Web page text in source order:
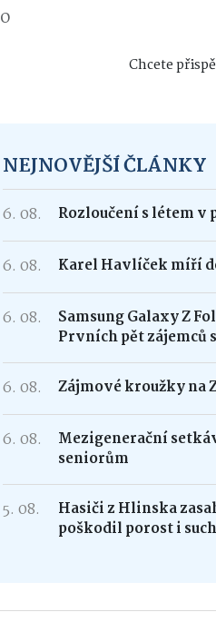
0
Chcete
NEJNOVĚJŠÍ ČLÁNKY
6. 08. Rozloučení s létem v
6. 08. Karel Havlíček míří
6. 08.
Samsung Galaxy Z
Prvních pět zájemců
6. 08. Zájmové kroužky na
6. 08.
Mezigenerační
seniorům
5. 08.
Hasiči z Hlinska
poškodil porost i